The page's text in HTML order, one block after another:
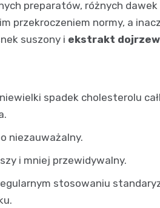
preparatów, różnych
przekroczeniem normy, a
suszony i ekstrakt
spadek cholesterolu
niezauważalny.
i mniej przewidywalny.
stosowaniu